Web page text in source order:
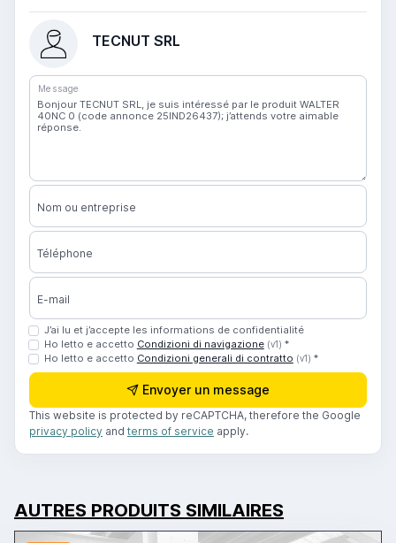
TECNUT SRL
Message
Nom ou entreprise
Téléphone
E-mail
J’ai lu et j’accepte les informations de confidentialité
Ho letto e accetto Condizioni di navigazione (v1) *
Ho letto e accetto Condizioni generali di contratto (v1) *
Envoyer un message
This website is protected by reCAPTCHA, therefore the Google
privacy policy and terms of service apply.
AUTRES PRODUITS SIMILAIRES